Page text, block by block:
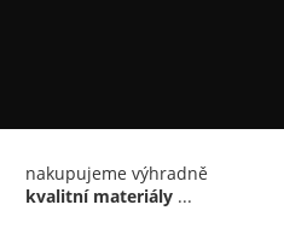
nakupujeme výhradně
kvalitní materiály ...